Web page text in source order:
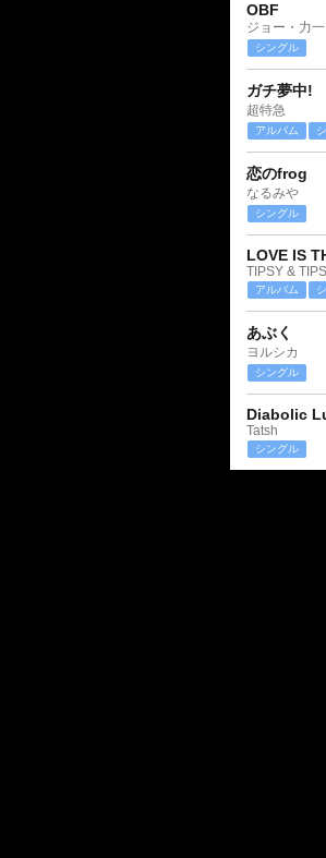
OBF
ジョー・力一
シングル
ガチ夢中!
超特急
アルバム
恋のfrog
なるみや
シングル
LOVE IS
TIPSY &
アルバム
あぶく
ヨルシカ
シングル
Diabolic
Tatsh
シングル